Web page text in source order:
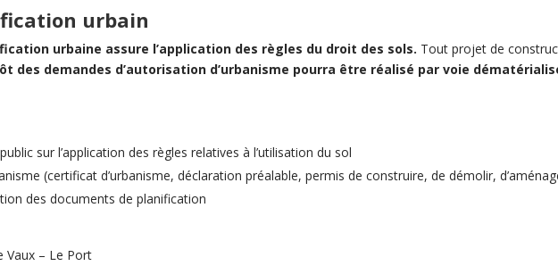
urbain
urbaine assure l’application des règles du droit des sols. Tout projet de
des demandes d’autorisation d’urbanisme pourra être réalisé par voie
sur l’application des règles relatives à l’utilisation du sol
(certificat d’urbanisme, déclaration préalable, permis de construire, de démolir,
des documents de planification
Vaux – Le Port